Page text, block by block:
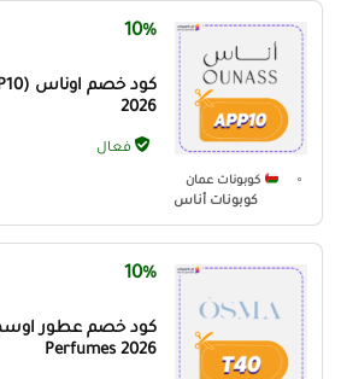
10%
2026
فعال
كوبونات عمان
كوبونات أناس
10%
Perfumes 2026